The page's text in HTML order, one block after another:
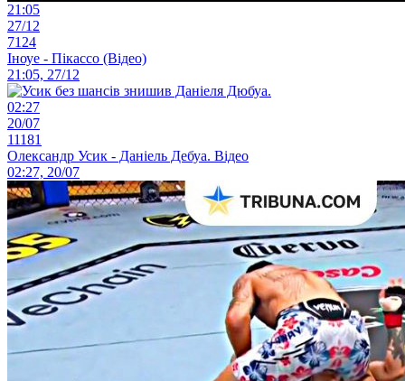
21:05
27/12
7124
Іноуе - Пікассо (Відео)
21:05, 27/12
02:27
20/07
11181
Олександр Усик - Даніель Дебуа. Відео
02:27, 20/07